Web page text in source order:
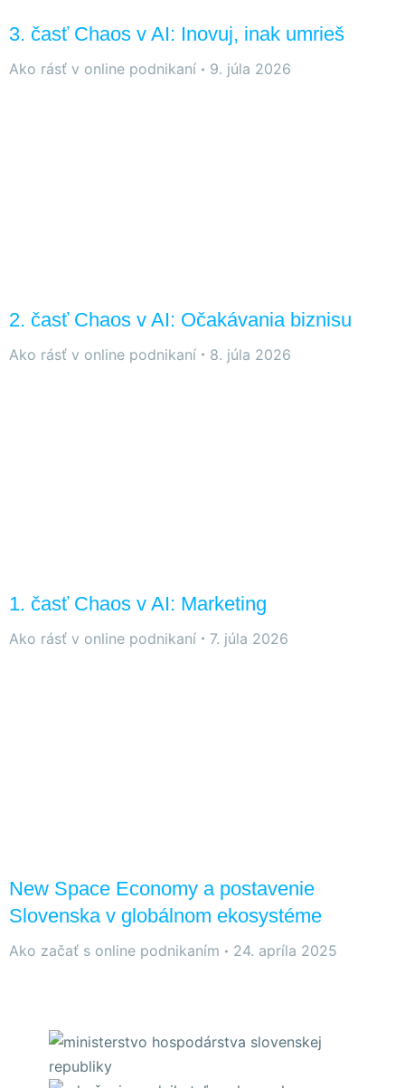
3. časť Chaos v AI: Inovuj, inak umrieš
Ako rásť v online podnikaní 9. júla 2026
2. časť Chaos v AI: Očakávania biznisu
Ako rásť v online podnikaní 8. júla 2026
1. časť Chaos v AI: Marketing
Ako rásť v online podnikaní 7. júla 2026
New Space Economy a postavenie
Slovenska v globálnom ekosystéme
Ako začať s online podnikaním 24. apríla 2025